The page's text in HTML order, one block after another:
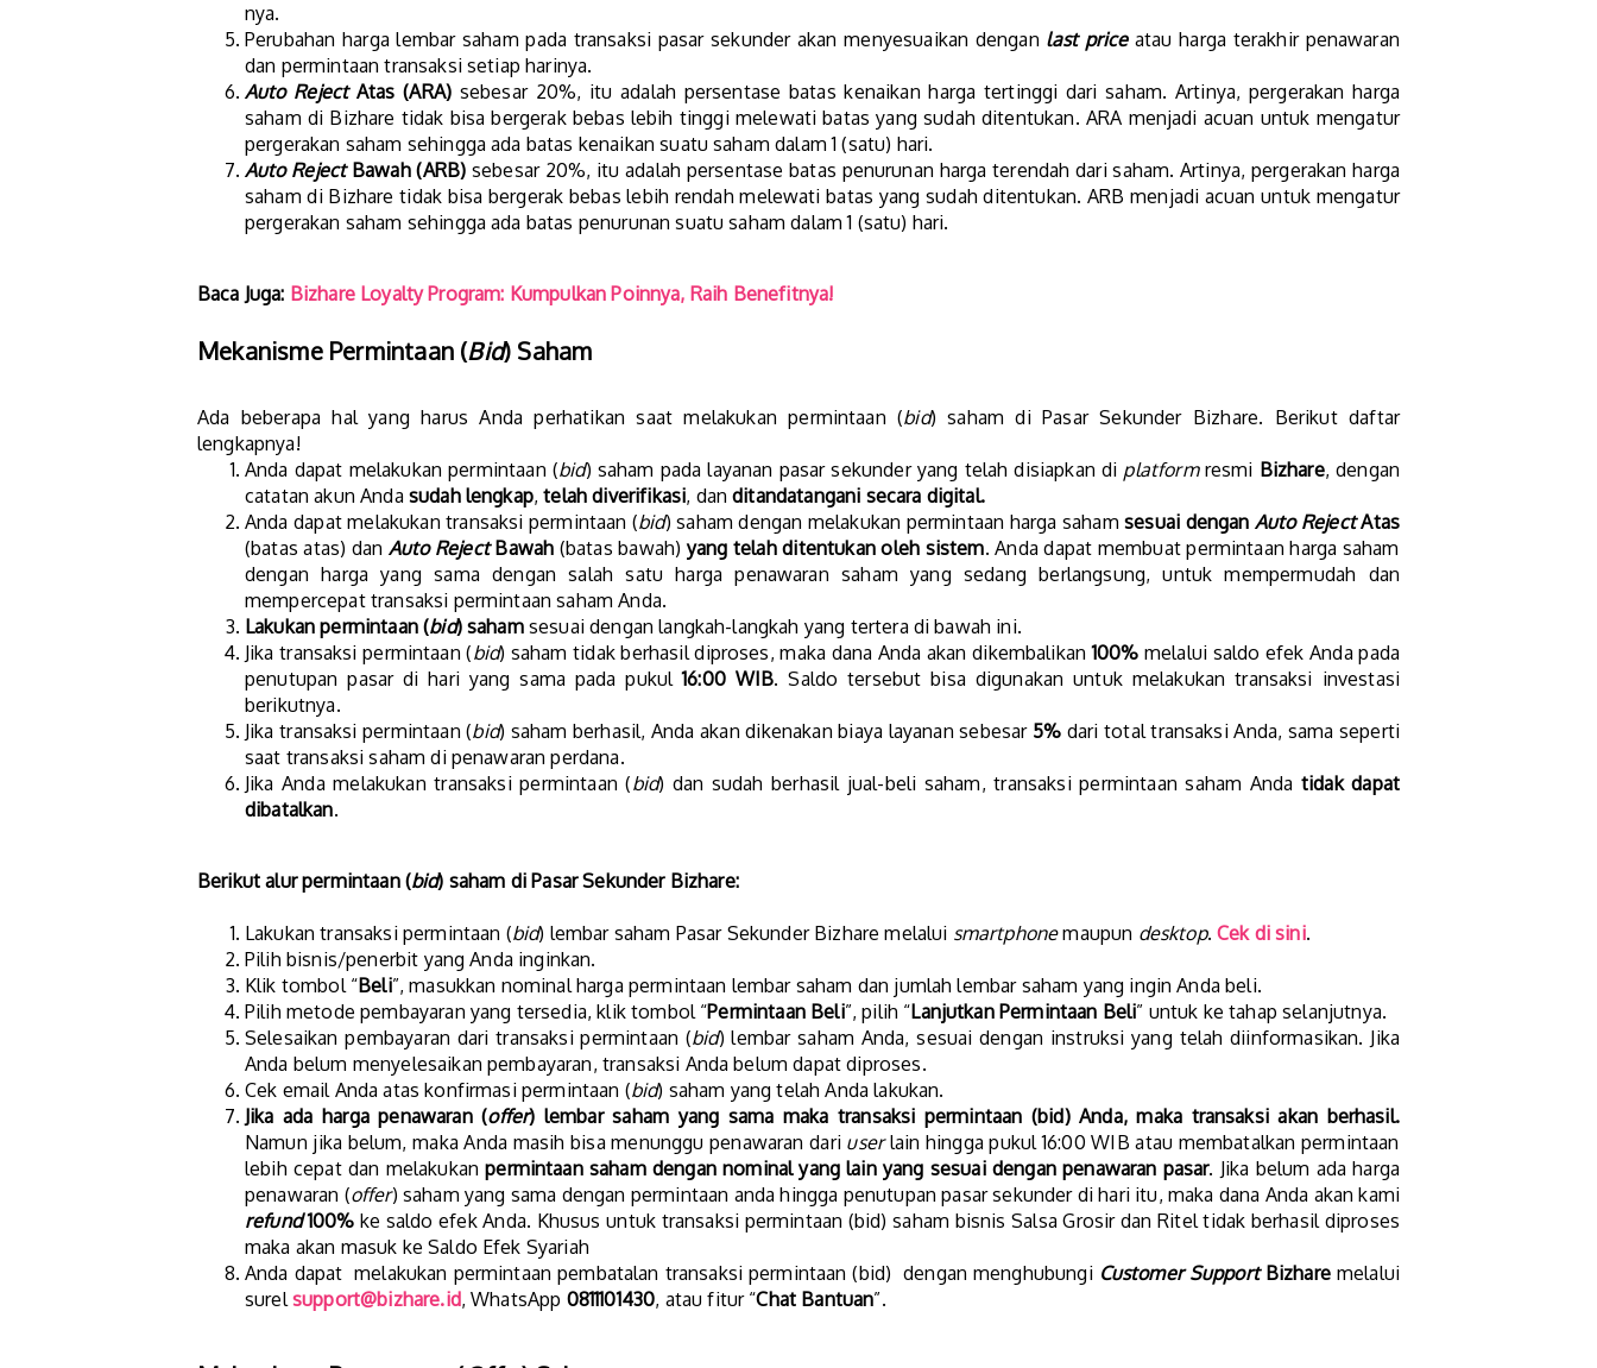
nya.
Perubahan harga lembar saham pada transaksi pasar sekunder akan menyesuaikan dengan last priceatau harga terakhir penawaran
dan permintaan transaksi setiap harinya.
Auto RejectAtas (ARA) sebesar 20%, itu adalah persentase batas kenaikan harga tertinggi dari saham. Artinya, pergerakan harga
saham di Bizhare tidak bisa bergerak bebas lebih tinggi melewati batas yang sudah ditentukan. ARA menjadi acuan untuk mengatur
pergerakan saham sehingga ada batas kenaikan suatu saham dalam 1 (satu) hari.
Auto RejectBawah (ARB) sebesar 20%, itu adalah persentase batas penurunan harga terendah dari saham. Artinya, pergerakan harga
saham di Bizhare tidak bisa bergerak bebas lebih rendah melewati batas yang sudah ditentukan. ARB menjadi acuan untuk mengatur
pergerakan saham sehingga ada batas penurunan suatu saham dalam 1 (satu) hari.
Baca Juga: Bizhare Loyalty Program: Kumpulkan Poinnya, Raih Benefitnya!
Mekanisme Permintaan (Bid) Saham
Ada beberapa hal yang harus Anda perhatikan saat melakukan permintaan (bid) saham di Pasar Sekunder Bizhare. Berikut daftar
lengkapnya!
Anda dapat melakukan permintaan (bid) saham pada layanan pasar sekunder yang telah disiapkan di platformresmi Bizhare, dengan
catatan akun Anda sudah lengkap,telah diverifikasi, dan ditandatangani secara digital.
Anda dapat melakukan transaksi permintaan (bid) saham dengan melakukan permintaan harga sahamsesuai dengan Auto RejectAtas
(batas atas) dan Auto RejectBawah (batas bawah)yang telah ditentukan oleh sistem. Anda dapat membuat permintaan harga saham
dengan harga yang sama dengan salah satu harga penawaran saham yang sedang berlangsung, untuk mempermudah dan
mempercepat transaksi permintaan saham Anda.
Lakukan permintaan (bid) saham sesuai dengan langkah-langkah yang tertera di bawah ini.
Jika transaksi permintaan (bid) saham tidak berhasil diproses, maka dana Anda akan dikembalikan100% melalui saldo efek Anda pada
penutupan pasar di hari yang sama pada pukul16:00 WIB. Saldo tersebut bisa digunakan untuk melakukan transaksi investasi
berikutnya.
Jika transaksi permintaan (bid) saham berhasil, Anda akan dikenakan biaya layanan sebesar 5% dari total transaksi Anda, sama seperti
saat transaksi saham di penawaran perdana.
Jika Anda melakukan transaksi permintaan (bid) dan sudah berhasil jual-beli saham, transaksi permintaan saham Anda tidak dapat
dibatalkan.
Berikut alur permintaan (bid) saham di Pasar Sekunder Bizhare:
Lakukan transaksi permintaan (bid) lembar saham Pasar Sekunder Bizhare melalui smartphonemaupun desktop.Cek di sini.
Pilih bisnis/penerbit yang Anda inginkan.
Klik tombol “Beli”, masukkan nominal harga permintaan lembar saham dan jumlah lembar saham yang ingin Anda beli.
Pilih metode pembayaran yang tersedia, klik tombol “Permintaan Beli”, pilih “Lanjutkan Permintaan Beli” untuk ke tahap selanjutnya.
Selesaikan pembayaran dari transaksi permintaan (bid) lembar saham Anda, sesuai dengan instruksi yang telah diinformasikan. Jika
Anda belum menyelesaikan pembayaran, transaksi Anda belum dapat diproses.
Cek email Anda atas konfirmasi permintaan (bid) saham yang telah Anda lakukan.
Jika ada harga penawaran (offer) lembar saham yang sama maka transaksi permintaan (bid) Anda, maka transaksi akan berhasil.
Namun jika belum, maka Anda masih bisa menunggu penawaran dari userlain hingga pukul 16:00 WIB atau membatalkan permintaan
lebih cepat dan melakukanpermintaan saham dengan nominal yang lain yang sesuai dengan penawaran pasar. Jika belum ada harga
penawaran (offer) saham yang sama dengan permintaan anda hingga penutupan pasar sekunder di hari itu, maka dana Anda akan kami
refund100% ke saldo efek Anda. Khusus untuk transaksi permintaan (bid) saham bisnis Salsa Grosir dan Ritel tidak berhasil diproses
maka akan masuk ke Saldo Efek Syariah
Anda dapat melakukan permintaan pembatalan transaksi permintaan (bid) dengan menghubungi Customer Support Bizharemelalui
surelsupport@bizhare.id, WhatsApp 0811101430, atau fitur “Chat Bantuan”.